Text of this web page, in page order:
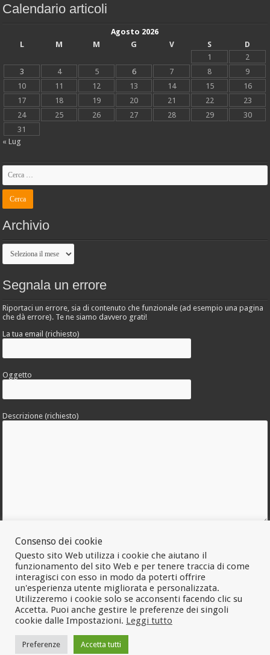
Calendario articoli
Agosto 2026
L
M M G V S
D
1
2
3
4 5 6 7 8
9
10
11 12 13 14 15
16
17
18 19 20 21 22
23
24
25 26 27 28 29
30
31
« Lug
Archivio
Archivio
Segnala un errore
Riportaci un errore, sia di contenuto che funzionale (ad esempio una pagina
che dà errore). Te ne siamo davvero grati!
La tua email (richiesto)
Oggetto
Descrizione (richiesto)
Allega una foto dell'errore
Consenso dei cookie
Questo sito Web utilizza i cookie che aiutano il
funzionamento del sito Web e per tenere traccia di come
interagisci con esso in modo da poterti offrire
un'esperienza utente migliorata e personalizzata.
Utilizzeremo i cookie solo se acconsenti facendo clic su
Accetta. Puoi anche gestire le preferenze dei singoli
cookie dalle Impostazioni. Leggi tutto
Preferenze Accetta tutti